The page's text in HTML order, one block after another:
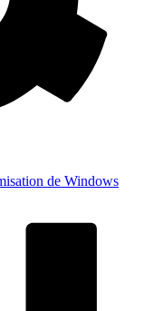
de Windows